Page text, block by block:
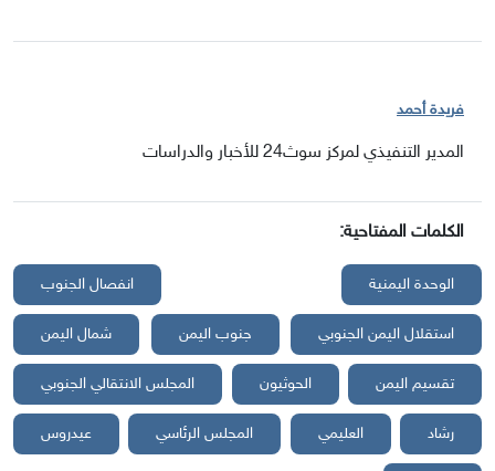
فريدة أحمد
المدير التنفيذي لمركز سوث24 للأخبار والدراسات
الكلمات المفتاحية:
الوحدة اليمنية انفصال الجنوب
استقلال اليمن الجنوبي جنوب اليمن شمال اليمن
تقسيم اليمن الحوثيون المجلس الانتقالي الجنوبي
رشاد العليمي المجلس الرئاسي عيدروس